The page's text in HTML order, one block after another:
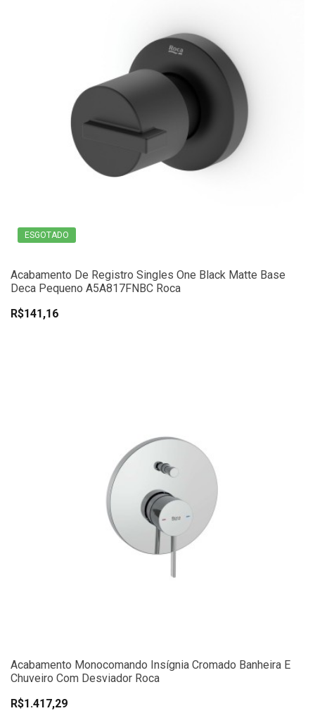
ESGOTADO
Acabamento De Registro Singles One Black Matte Base
Deca Pequeno A5A817FNBC Roca
R$141,16
Acabamento Monocomando Insígnia Cromado Banheira E
Chuveiro Com Desviador Roca
R$1.417,29